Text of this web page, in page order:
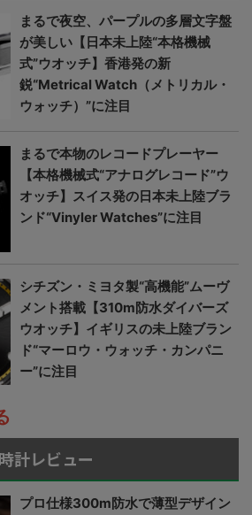
まるで夜空、パープルの多層文字盤
が美しい【日本未上陸“本格機械
式”ウオッチ】香港発の新
鋭“Metrical Watch（メトリカル・
ウォッチ）”に注目
まるで本物のレコードプレーヤー
【本格機械式“アナログレコード”ウ
オッチ】スイス発の日本未上陸ブラ
ンド“Vinyler Watches”に注目
シチズン・ミヨタ製“高機能”ムーヴ
メント搭載【310m防水ダイバーズ
ウオッチ】イギリスの未上陸ブラン
ド“マーロウ・ウォッチ・カンパニ
ー”に注目
計レビュー
プロ仕様300m防水で薄型デザイン